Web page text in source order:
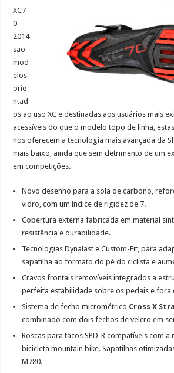
XC7
0
2014
são
mod
elos
orie
ntad
os ao uso XC e destinadas aos usuários mais
acessíveis do que o modelo topo de linha,
nos oferecem a tecnologia mais avançada da
mais baixo, ainda que sem detrimento de um
em competições.
Novo desenho para a sola de carbono,
vidro, com um índice de rigidez de 7.
Cobertura externa fabricada em material
resistência e durabilidade.
Tecnologias Dynalast e Custom-Fit, para
sapatilha ao formato do pé do ciclista e
Cravos frontais removíveis integrados a
perfeita estabilidade sobre os pedais e fora
Sistema de fecho micrométrico Cross X
combinado com dois fechos de velcro em
Roscas para tacos SPD-R compatíveis com
bicicleta mountain bike. Sapatilhas
M780.